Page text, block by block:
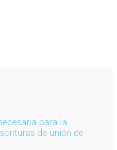
para la
de unión de